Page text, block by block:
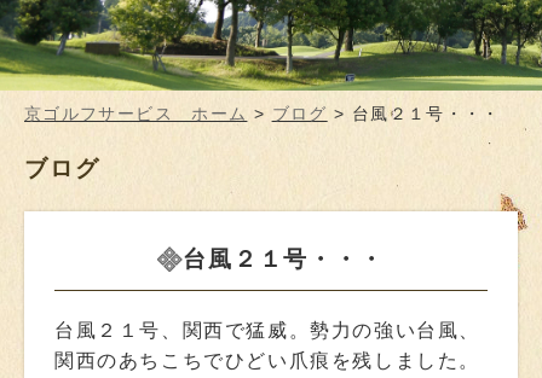
京ゴルフサービス ホーム > ブログ > 台風２１号・・・
ブログ
台風２１号・・・
台風２１号、関西で猛威。勢力の強い台風、
関西のあちこちでひどい爪痕を残しました。